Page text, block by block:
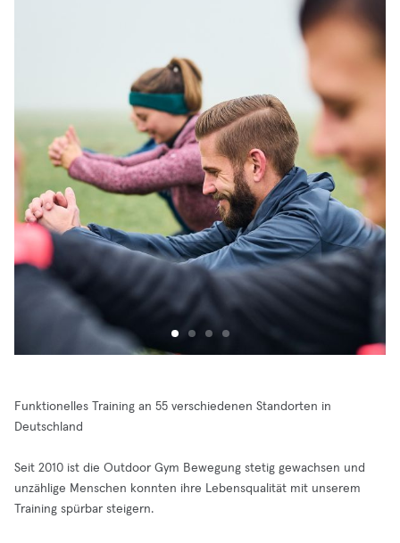
Funktionelles Training an 55 verschiedenen Standorten in
Deutschland
Seit 2010 ist die Outdoor Gym Bewegung stetig gewachsen und
unzählige Menschen konnten ihre Lebensqualität mit unserem
Training spürbar steigern.